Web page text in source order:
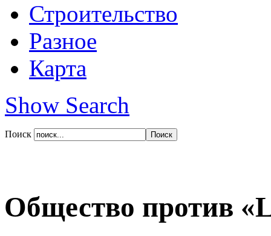
Строительство
Разное
Карта
Show Search
Поиск
Общество против